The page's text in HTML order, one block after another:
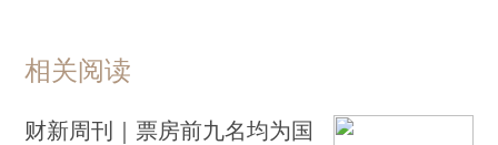
相关阅读
财新周刊｜票房前九名均为国